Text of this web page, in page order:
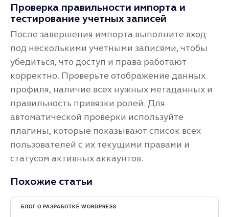
Проверка правильности импорта и
тестирование учетных записей
После завершения импорта выполните вход
под несколькими учетными записями, чтобы
убедиться, что доступ и права работают
корректно. Проверьте отображение данных
профиля, наличие всех нужных метаданных и
правильность привязки ролей. Для
автоматической проверки используйте
плагины, которые показывают список всех
пользователей с их текущими правами и
статусом активных аккаунтов.
Похожие статьи
БЛОГ О РАЗРАБОТКЕ WORDPRESS